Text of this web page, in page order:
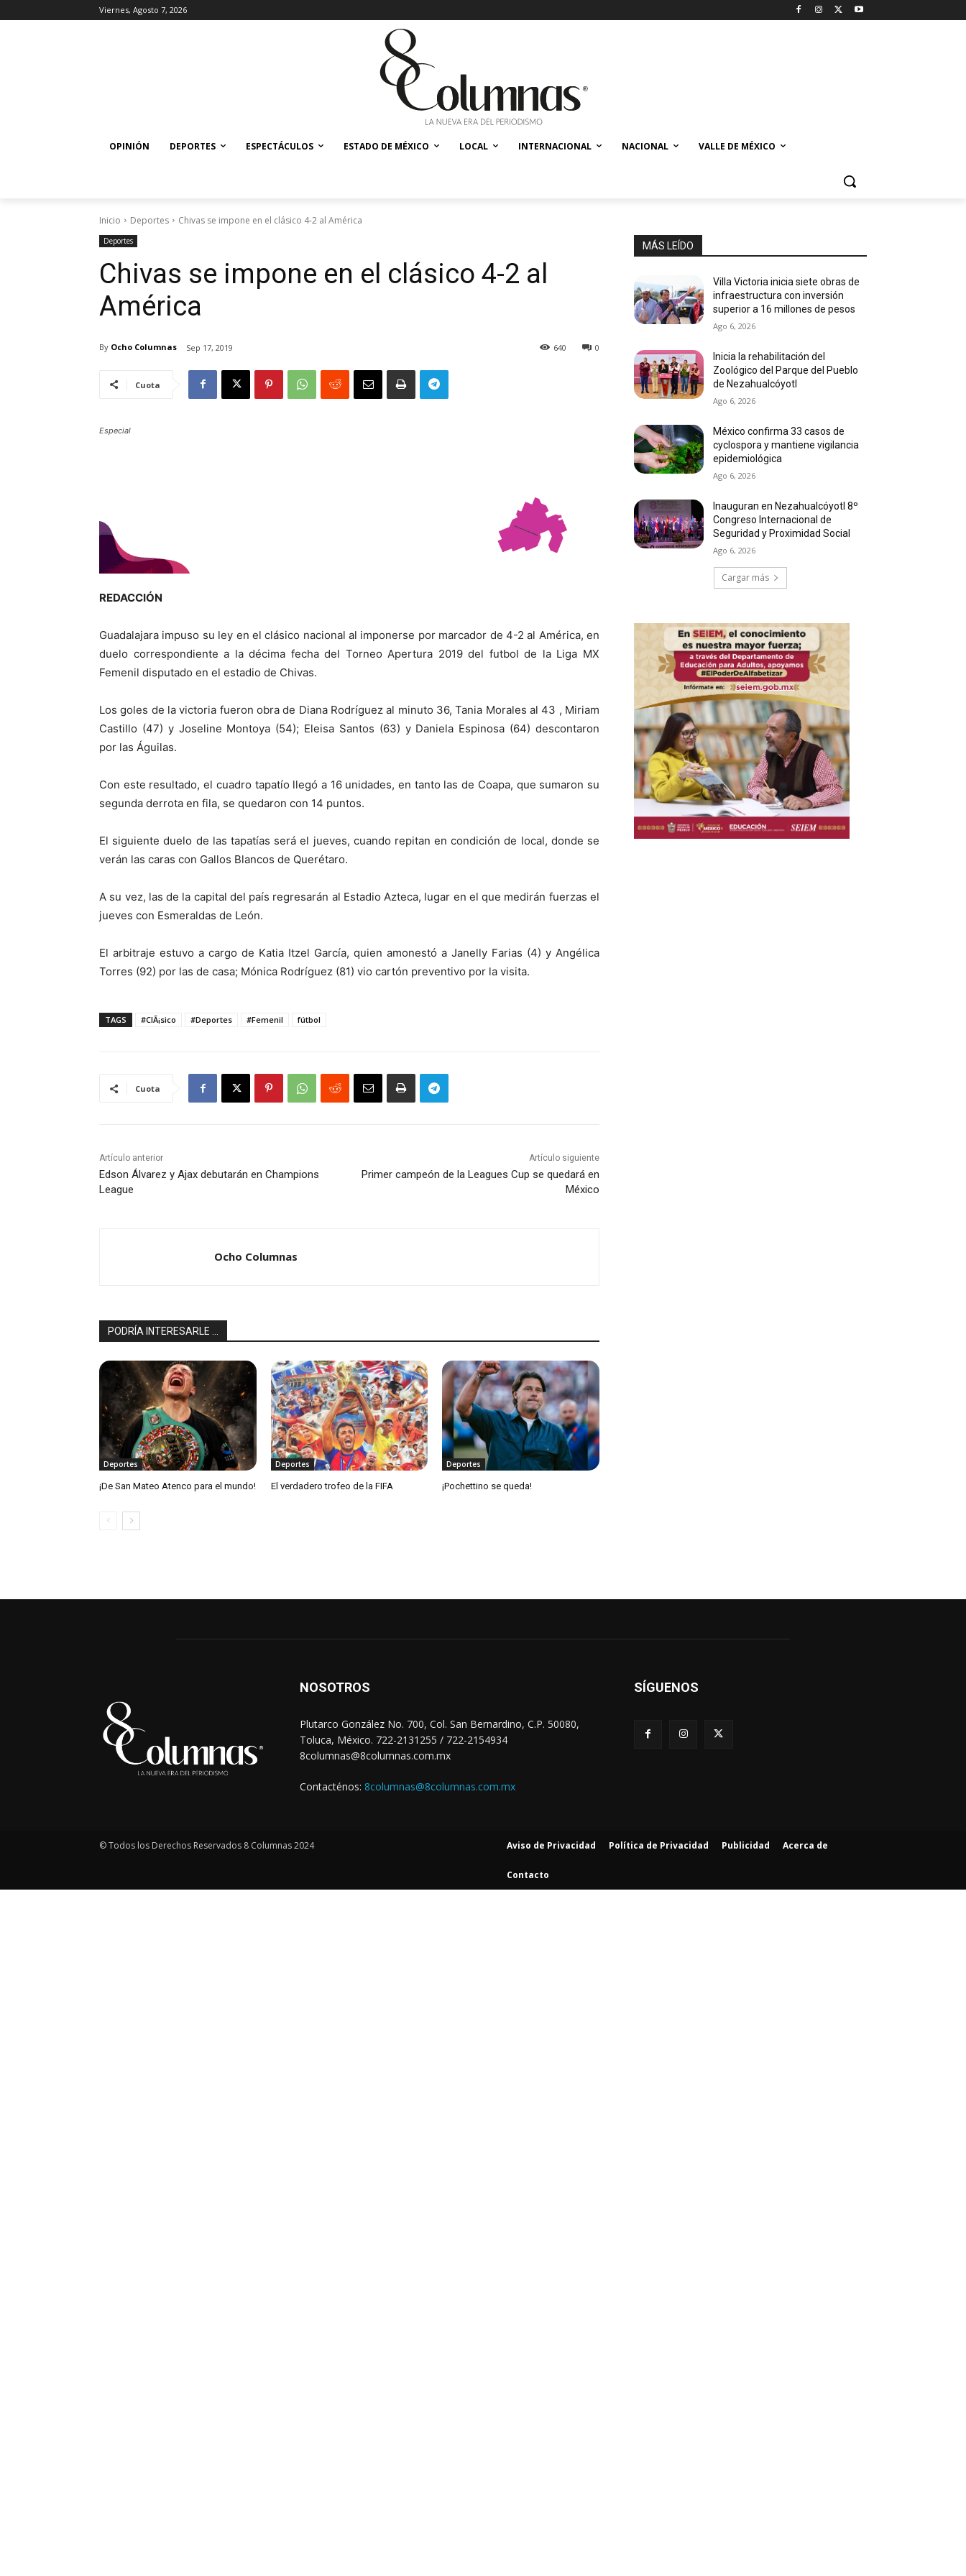
Viernes, Agosto 7, 2026
OPINIÓN DEPORTES ESPECTÁCULOS ESTADO DE MÉXICO LOCAL INTERNACIONAL NACIONAL VALLE DE MÉXICO
Inicio Deportes Chivas se impone en el clásico 4-2 al América
Deportes
Chivas se impone en el clásico 4-2 al
América
By Ocho Columnas Sep 17, 2019 0
640
Cuota
Especial
REDACCIÓN
Guadalajara impuso su ley en el clásico nacional al imponerse por marcador de 4-2 al América, en
duelo correspondiente a la décima fecha del Torneo Apertura 2019 del futbol de la Liga MX
Femenil disputado en el estadio de Chivas.
Los goles de la victoria fueron obra de Diana Rodríguez al minuto 36, Tania Morales al 43 , Miriam
Castillo (47) y Joseline Montoya (54); Eleisa Santos (63) y Daniela Espinosa (64) descontaron
por las Águilas.
Con este resultado, el cuadro tapatío llegó a 16 unidades, en tanto las de Coapa, que sumaron su
segunda derrota en fila, se quedaron con 14 puntos.
El siguiente duelo de las tapatías será el jueves, cuando repitan en condición de local, donde se
verán las caras con Gallos Blancos de Querétaro.
A su vez, las de la capital del país regresarán al Estadio Azteca, lugar en el que medirán fuerzas el
jueves con Esmeraldas de León.
El arbitraje estuvo a cargo de Katia Itzel García, quien amonestó a Janelly Farias (4) y Angélica
Torres (92) por las de casa; Mónica Rodríguez (81) vio cartón preventivo por la visita.
TAGS #ClÃ¡sico #Deportes #Femenil fútbol
Cuota
Artículo anterior
Edson Álvarez y Ajax debutarán en Champions
League
Artículo siguiente
Primer campeón de la Leagues Cup se quedará en
México
Ocho Columnas
PODRÍA INTERESARLE ...
Deportes
¡De San Mateo Atenco para el mundo!
Deportes
El verdadero trofeo de la FIFA
Deportes
¡Pochettino se queda!
MÁS LEÍDO
Villa Victoria inicia siete obras de
infraestructura con inversión
superior a 16 millones de pesos
Ago 6, 2026
Inicia la rehabilitación del
Zoológico del Parque del Pueblo
de Nezahualcóyotl
Ago 6, 2026
México confirma 33 casos de
cyclospora y mantiene vigilancia
epidemiológica
Ago 6, 2026
Inauguran en Nezahualcóyotl 8º
Congreso Internacional de
Seguridad y Proximidad Social
Ago 6, 2026
Cargar más
NOSOTROS
Plutarco González No. 700, Col. San Bernardino, C.P. 50080,
Toluca, México. 722-2131255 / 722-2154934
8columnas@8columnas.com.mx
Contacténos: 8columnas@8columnas.com.mx
SÍGUENOS
© Todos los Derechos Reservados 8 Columnas 2024 Aviso de Privacidad Política de Privacidad Publicidad Acerca de
Contacto